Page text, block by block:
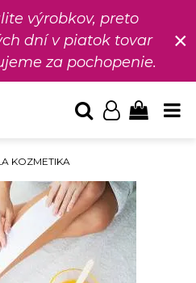
výrobkov, preto
dní v piatok tovar
za pochopenie.
×
KOZMETIKA